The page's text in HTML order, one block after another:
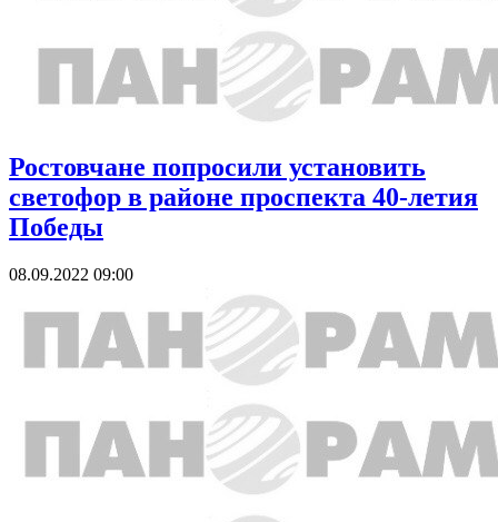
Ростовчане попросили установить
светофор в районе проспекта 40-летия
Победы
08.09.2022 09:00